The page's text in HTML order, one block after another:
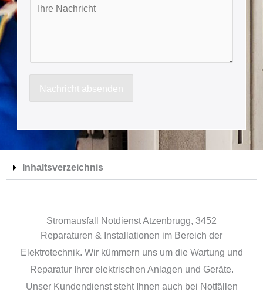
f
c
i
c
Nachricht absenden
Inhaltsverzeichnis
Stromausfall Notdienst Atzenbrugg, 3452
Reparaturen & Installationen im Bereich der
Elektrotechnik. Wir kümmern uns um die Wartung und
Reparatur Ihrer elektrischen Anlagen und Geräte.
Unser Kundendienst steht Ihnen auch bei Notfällen